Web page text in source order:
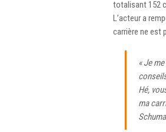
totalisant 152
L’acteur a
carrière ne est
« Je
Hé,
ma